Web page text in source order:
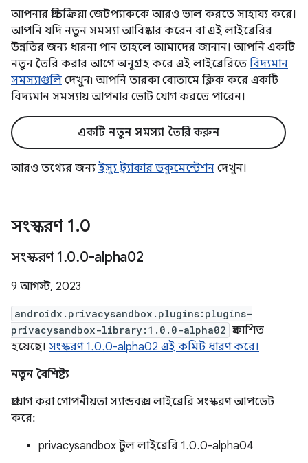
আপনার প্রতিক্রিয়া জেটপ্যাককে আরও ভাল করতে সাহায্য করে।
আপনি যদি নতুন সমস্যা আবিষ্কার করেন বা এই লাইব্রেরির
উন্নতির জন্য ধারনা পান তাহলে আমাদের জানান। আপনি একটি
নতুন তৈরি করার আগে অনুগ্রহ করে এই লাইব্রেরিতে বিদ্যমান
সমস্যাগুলি দেখুন৷ আপনি তারকা বোতামে ক্লিক করে একটি
বিদ্যমান সমস্যায় আপনার ভোট যোগ করতে পারেন।
একটি নতুন সমস্যা তৈরি করুন
আরও তথ্যের জন্য ইস্যু ট্র্যাকার ডকুমেন্টেশন দেখুন।
সংস্করণ 1.0
সংস্করণ 1.0.0-alpha02
9 আগস্ট, 2023
androidx.privacysandbox.plugins:plugins-
privacysandbox-library:1.0.0-alpha02 প্রকাশিত
হয়েছে। সংস্করণ 1.0.0-alpha02 এই কমিট ধারণ করে।
নতুন বৈশিষ্ট্য
প্রয়োগ করা গোপনীয়তা স্যান্ডবক্স লাইব্রেরি সংস্করণ আপডেট
করে:
privacysandbox টুল লাইব্রেরি 1.0.0-alpha04